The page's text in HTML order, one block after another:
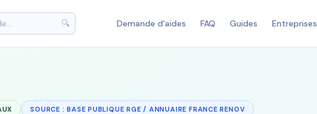
🔍 Demande d'aides FAQ Guides Entreprises
SOURCE : BASE PUBLIQUE RGE / ANNUAIRE FRANCE RENOV